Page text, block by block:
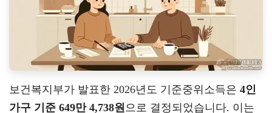
보건복지부가 발표한 2026년도 기준중위소득은 4인
가구 기준 649만 4,738원으로 결정되었습니다. 이는